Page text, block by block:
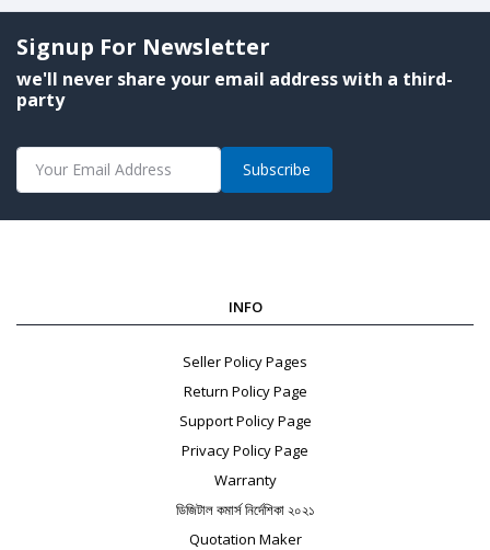
Signup For Newsletter
we'll never share your email address with a third-
party
Subscribe
INFO
Seller Policy Pages
Return Policy Page
Support Policy Page
Privacy Policy Page
Warranty
ডিজিটাল কমার্স নির্দেশিকা ২০২১
Quotation Maker